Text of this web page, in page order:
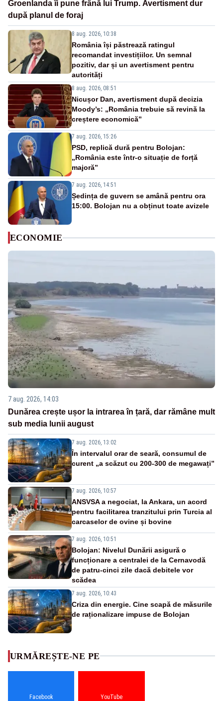
Groenlanda îi pune frână lui Trump. Avertisment dur
după planul de foraj
8 aug. 2026, 10:38
România își păstrează ratingul
recomandat investițiilor. Un semnal
pozitiv, dar și un avertisment pentru
autorități
8 aug. 2026, 08:51
Nicușor Dan, avertisment după decizia
Moody’s: „România trebuie să revină la
creștere economică”
7 aug. 2026, 15:26
PSD, replică dură pentru Bolojan:
„România este într-o situație de forță
majoră”
7 aug. 2026, 14:51
Ședința de guvern se amână pentru ora
15:00. Bolojan nu a obținut toate avizele
ECONOMIE
7 aug. 2026, 14:03
Dunărea crește ușor la intrarea în țară, dar rămâne mult
sub media lunii august
7 aug. 2026, 13:02
În intervalul orar de seară, consumul de
curent „a scăzut cu 200-300 de megawați”
7 aug. 2026, 10:57
ANSVSA a negociat, la Ankara, un acord
pentru facilitarea tranzitului prin Turcia al
carcaselor de ovine și bovine
7 aug. 2026, 10:51
Bolojan: Nivelul Dunării asigură o
funcționare a centralei de la Cernavodă
de patru-cinci zile dacă debitele vor
scădea
7 aug. 2026, 10:43
Criza din energie. Cine scapă de măsurile
de raționalizare impuse de Bolojan
URMĂREȘTE-NE PE
Facebook YouTube